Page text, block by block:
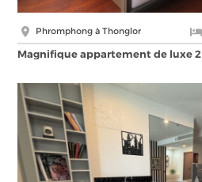
Phromphong à Thonglor
Magnifique appartement de luxe